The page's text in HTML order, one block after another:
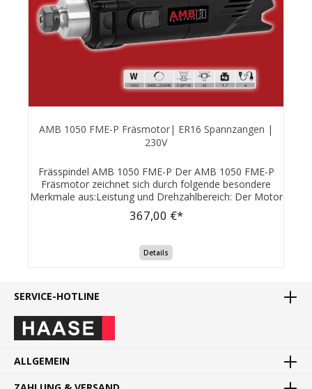
AMB 1050 FME-P Fräsmotor| ER16 Spannzangen |
230V
Frässpindel AMB 1050 FME-P Der AMB 1050 FME-P
Fräsmotor zeichnet sich durch folgende besondere
Merkmale aus:Leistung und Drehzahlbereich: Der Motor
hat eine Aufnahmeleistung von 1050 Watt und einen
beeindruckenden Drehzahlbereich von 5.000 bis 25.000
Bauweise: Mit einem Gewicht von nur 1,7 kg ist der
Motor außergewöhnlich leicht und hat eine schlanke
Bauform, was den Platzbedarf beim Einbau minimiert
ermöglicht.Industriestandard-Spannzange: Die
Industriestandard und ist weltweit verfügbar, was die
Flexibilität bei der Werkzeugauswahl erhöht.Vielseitige
Oberfräsen, Fräsvorrichtungen, Bohrständern und
Kohlebürsten: Spezielle Kohlebürsten mit
367,00 €*
Details
SERVICE-HOTLINE
ALLGEMEIN